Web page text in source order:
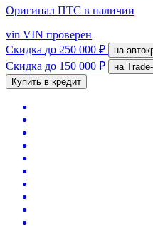
Оригинал ПТС в наличии
vin VIN проверен
Скидка до 250 000 ₽ на
Скидка до 150 000 ₽
на
Купить в кредит